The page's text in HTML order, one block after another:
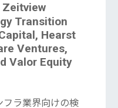
Zeitview
Transition
Hearst
Ventures,
Valor Equity
ラ業界向けの検